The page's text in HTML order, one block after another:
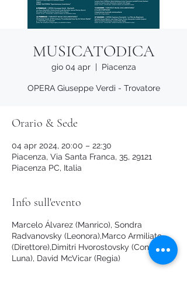
MUSICATODICA
gio 04 apr
  |
Piacenza
OPERA Giuseppe Verdi - Trovatore
Orario & Sede
04 apr 2024, 20:00 – 22:30
Piacenza, Via Santa Franca, 35, 29121
Piacenza PC, Italia
Info sull'evento
Marcelo Álvarez (Manrico), Sondra
Radvanovsky (Leonora),Marco Armiliato
(Direttore),Dimitri Hvorostovsky (Conte di
Luna), David McVicar (Regia)